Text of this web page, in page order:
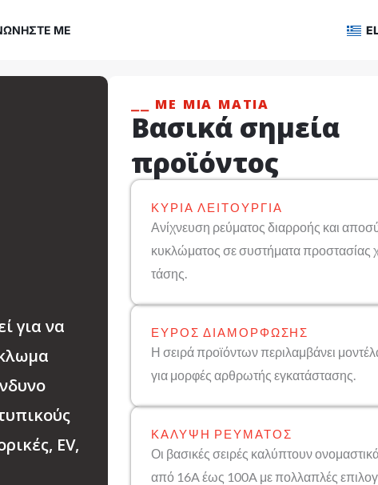
ΜΕ
για να
EV,
⎯⎯ ΜΕ ΜΙΑ ΜΑΤΙΆ
Βασικά σημεία
προϊόντος
ΚΎΡΙΑ ΛΕΙΤΟΥΡΓΊΑ
Ανίχνευση ρεύματος διαρροής και
κυκλώματος σε συστήματα προστασίας
τάσης.
ΕΎΡΟΣ ΔΙΑΜΌΡΦΩΣΗΣ
Η σειρά προϊόντων περιλαμβάνει
για μορφές αρθρωτής εγκατάστασης.
ΚΆΛΥΨΗ ΡΕΎΜΑΤΟΣ
Οι βασικές σειρές καλύπτουν
από 16A έως 100A με πολλαπλές